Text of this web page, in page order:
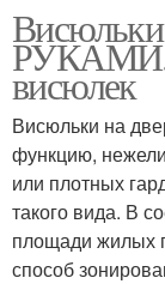
РУКАМИ.
висюлек
Висюльки на
функцию,
или плотных
такого вида. В
площади жилых
способ